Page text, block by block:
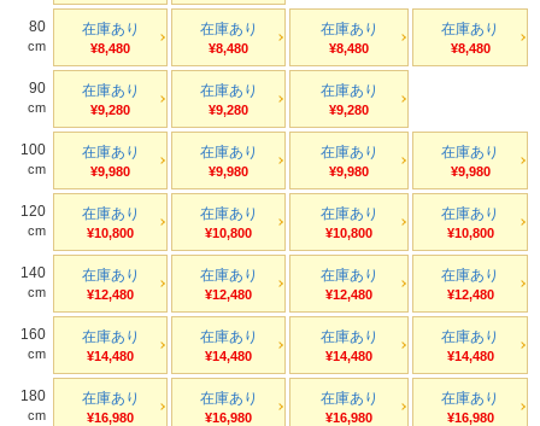
80
cm
在庫あり
¥8,480
在庫あり
¥8,480
在庫あり
¥8,480
在庫あり
¥8,480
90
cm
在庫あり
¥9,280
在庫あり
¥9,280
在庫あり
¥9,280
100
cm
在庫あり
¥9,980
在庫あり
¥9,980
在庫あり
¥9,980
在庫あり
¥9,980
120
cm
在庫あり
¥10,800
在庫あり
¥10,800
在庫あり
¥10,800
在庫あり
¥10,800
140
cm
在庫あり
¥12,480
在庫あり
¥12,480
在庫あり
¥12,480
在庫あり
¥12,480
160
cm
在庫あり
¥14,480
在庫あり
¥14,480
在庫あり
¥14,480
在庫あり
¥14,480
180
cm
在庫あり
¥16,980
在庫あり
¥16,980
在庫あり
¥16,980
在庫あり
¥16,980